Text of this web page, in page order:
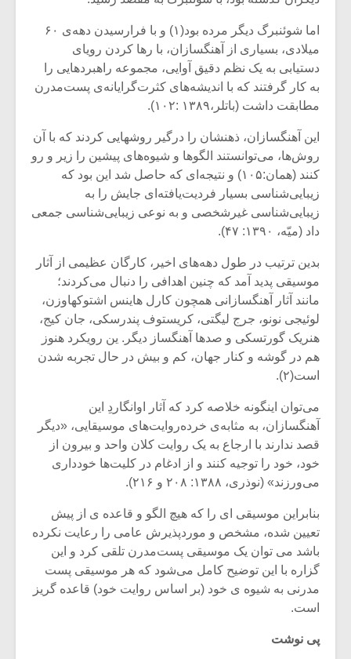
اما شوئنبرگ دیگر مرده بود(۱) و با فرا‌رسیدن دهه‌ی ۶۰
میلادی، بسیاری از آهنگسازان، با رها کردن رویای
دستیابی به یک نظم دقیق آوایی، مجموعه راهبردهایی را
به کار گرفتند که با اندیشه‌های کثرت‌گرایانه‌ی پست‌مدرن
مطابقت داشت (باتلر،۱۳۸۹ :۱۰۲).
این آهنگسازان، ذهنشان را درگیر روشهایی کردند که با آن
روش‌ها، می‌توانستند الگوها و شیوه‌های پیشین را زیر و رو
کنند (همان:۱۰۵) و نتیجه‌ای که حاصل شد این بود که
زیبایی‌شناسی بسیار فردیت‌یافته‌ای جایش را به
زیبایی‌شناسی غیرشخصی و به نوعی زیبایی‌شناسی جمعی
داد (میّه، ۱۳۹۰: ۴۷).
بدین ترتیب در طول دهه‌های اخیر، کارگان عظیمی از آثار
موسیقی پدید آمد که چنین اهدافی را دنبال می‌کردند؛
مانند آثار آهنگسازانی همچون کارل هاینس اشتوکهاوزن،
لوئیجی نونو، جرج لیگتی، کریستوف پندرسکی، جان کیج،
هنریک گورتسکی و صدها آهنگساز دیگر. ین رویکرد هنوز
هم در گوشه و کنار جهان، کم و بیش در حال تجربه شدن
است(۲).
می‌توان اینگونه خلاصه کرد که آثار اوانگاردِ این
آهنگسازان، به مثابه‌ی خرده‌روایت‌های موسیقایی، «دیگر
قصد ندارند با ارجاع به یک روایت کلان واحد و بیرون از
خود، خود را توجیه کنند و از ادغام در کلیت‌ها خودداری
می‌ورزند» (نوذری، ۱۳۸۸: ۲۰۸ و ۲۱۶).
بنابراین موسیقی ای را که هیچ الگو و قاعده ی از پیش
تعیین شده، مشخص و مورد‌پذیرش عامی را رعایت نکرده
باشد می توان یک موسیقی پست‌مدرن تلقی کرد و این
گزاره با این توضیح کامل می‌شود که هر موسیقی پست
مدرنی به شیوه ی خود (بر اساس روایت خود) قاعده گریز
است.
پی نوشت
میکلوش روژا
یادداشتی بر موسیقی
متن فیلم «متری
شیش و نیم»
اگر نمی توانی
مشهورترین باشی،
بدنام ترین باش
موریس ژار
موسیقی
موسیقی
موسیقی